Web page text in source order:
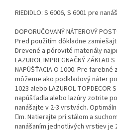
RIEDIDLO: S 6006, S 6001 pre
DOPORUČOVANÝ NÁTEROVÝ
Pred použitím dôkladne
Drevené a pórovité materiály
LAZUROL IMPREGNAČNÝ ZÁKLAD
NAPÚŠŤACIA O 1000. Pre
môžeme ako podkladový náter
1023 alebo LAZUROL
napúšťadla alebo lazúry zotrite
nanášajte v 2-3 vrstvách.
m. Natierajte pri stálom a
nanášaním jednotlivých vrstiev je